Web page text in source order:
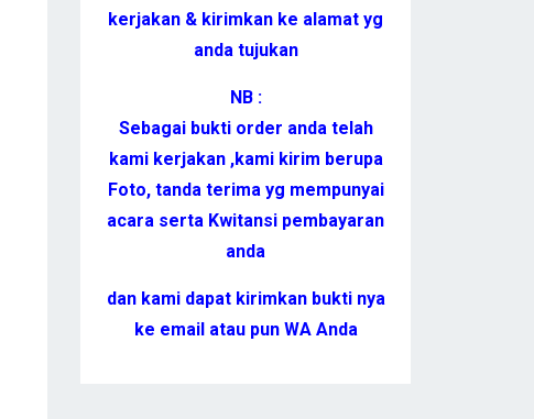
kerjakan & kirimkan ke alamat yg
anda tujukan
NB :
Sebagai bukti order anda telah
kami kerjakan ,kami kirim berupa
Foto, tanda terima yg mempunyai
acara serta Kwitansi pembayaran
anda
dan kami dapat kirimkan bukti nya
ke email atau pun WA Anda